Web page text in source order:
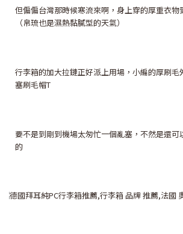
但偏偏台灣那時候寒流來啊，身上穿的厚重衣物
（帛琉也是濕熱黏膩型的天氣）
行李箱的加大拉鏈正好派上用場，小編的厚刷毛
塞刷毛帽T
要不是到剛到機場太匆忙一個亂塞，不然是還
的